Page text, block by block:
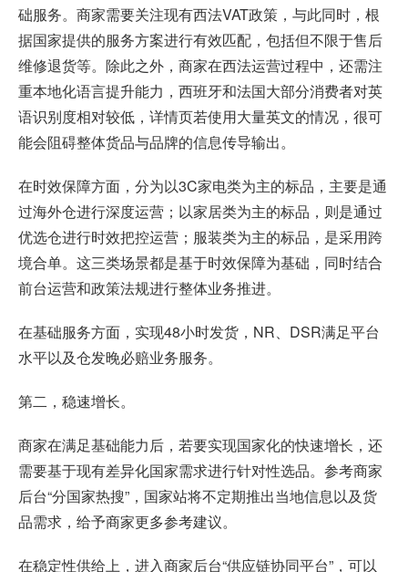
础服务。商家需要关注现有西法VAT政策，与此同时，根
据国家提供的服务方案进行有效匹配，包括但不限于售后
维修退货等。除此之外，商家在西法运营过程中，还需注
重本地化语言提升能力，西班牙和法国大部分消费者对英
语识别度相对较低，详情页若使用大量英文的情况，很可
能会阻碍整体货品与品牌的信息传导输出。
在时效保障方面，分为以3C家电类为主的标品，主要是通
过海外仓进行深度运营；以家居类为主的标品，则是通过
优选仓进行时效把控运营；服装类为主的标品，是采用跨
境合单。这三类场景都是基于时效保障为基础，同时结合
前台运营和政策法规进行整体业务推进。
在基础服务方面，实现48小时发货，NR、DSR满足平台
水平以及仓发晚必赔业务服务。
第二，稳速增长。
商家在满足基础能力后，若要实现国家化的快速增长，还
需要基于现有差异化国家需求进行针对性选品。参考商家
后台“分国家热搜”，国家站将不定期推出当地信息以及货
品需求，给予商家更多参考建议。
在稳定性供给上，进入商家后台“供应链协同平台”，可以